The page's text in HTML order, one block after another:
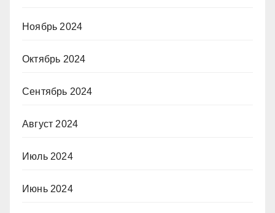
Ноябрь 2024
Октябрь 2024
Сентябрь 2024
Август 2024
Июль 2024
Июнь 2024